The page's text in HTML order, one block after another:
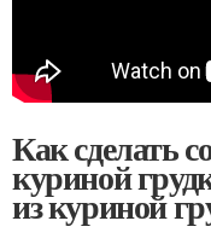
Как сделать
куриной
из куриной